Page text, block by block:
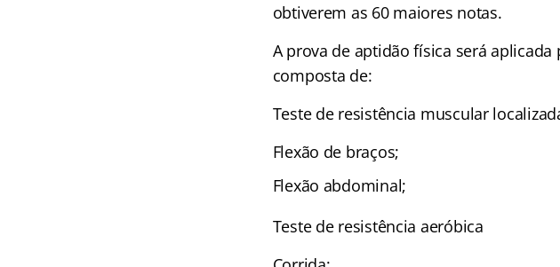
obtiverem as 60 maiores notas.
A prova de aptidão física será
composta de:
Teste de resistência muscular
Flexão de braços;
Flexão abdominal;
Teste de resistência aeróbica